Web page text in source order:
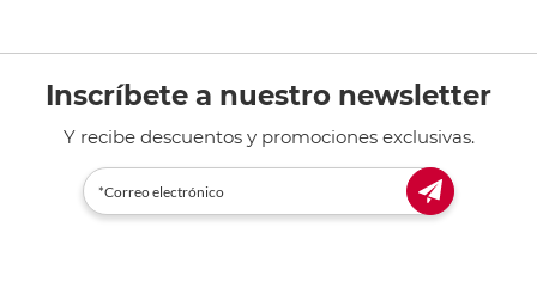
Inscríbete a nuestro newsletter
Y recibe descuentos y promociones exclusivas.